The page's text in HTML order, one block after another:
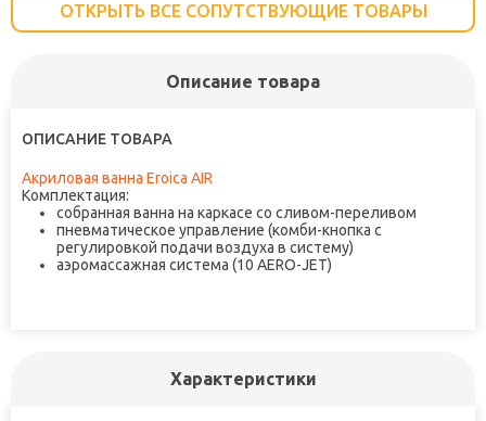
важно для установки не забудьте купить
ОТКРЫТЬ ВСЕ СОПУТСТВУЮЩИЕ ТОВАРЫ
Описание товара
ОПИСАНИЕ ТОВАРА
Акриловая ванна Eroica AIR
Комплектация:
собранная ванна на каркасе со сливом-переливом
пневматическое управление (комби-кнопка с
регулировкой подачи воздуха в систему)
аэромассажная система (10 AERO-JET)
Характеристики